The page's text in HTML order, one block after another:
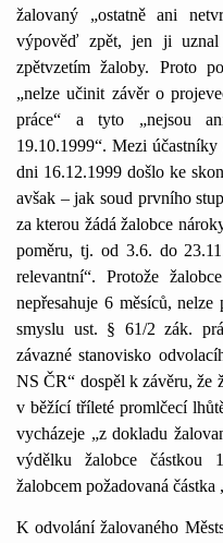
žalovaný „ostatně ani
výpověď zpět, jen ji
zpětvzetím žaloby. Proto
„nelze učinit závěr o
práce“ a tyto „nejsou
19.10.1999“. Mezi
dni 16.12.1999 došlo ke
avšak – jak soud prvního
za kterou žádá žalobce
poměru, tj. od 3.6. do
relevantní“. Protože
nepřesahuje 6 měsíců,
smyslu ust. § 61/2 zák.
závazné stanovisko
NS ČR“ dospěl k závěru, že
v běžící tříleté promlčecí
vycházeje „z dokladu
výdělku žalobce částkou
žalobcem požadovaná částka
K odvolání žalovaného